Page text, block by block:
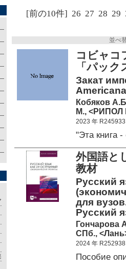
[前の10件] 26 27 28 29
並べ
コビャ
「パッ
Закат
Кобяков
М., <РИПОЛ
2023 年 R245933
"Эта книга
外国語と
教材
Русский
для
Русский
Гончарова
СПб.,
2024 年 R252938
Пособие